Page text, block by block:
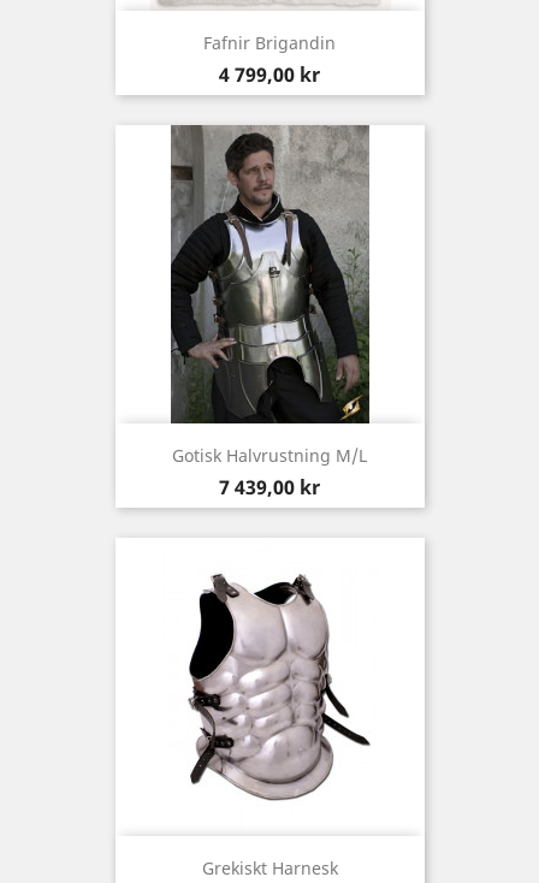
Fafnir Brigandin
Pris
4 799,00 kr
Gotisk Halvrustning M/L
Pris
7 439,00 kr
Grekiskt Harnesk